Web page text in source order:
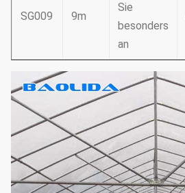
SG009 9m
Sie
besonders
an